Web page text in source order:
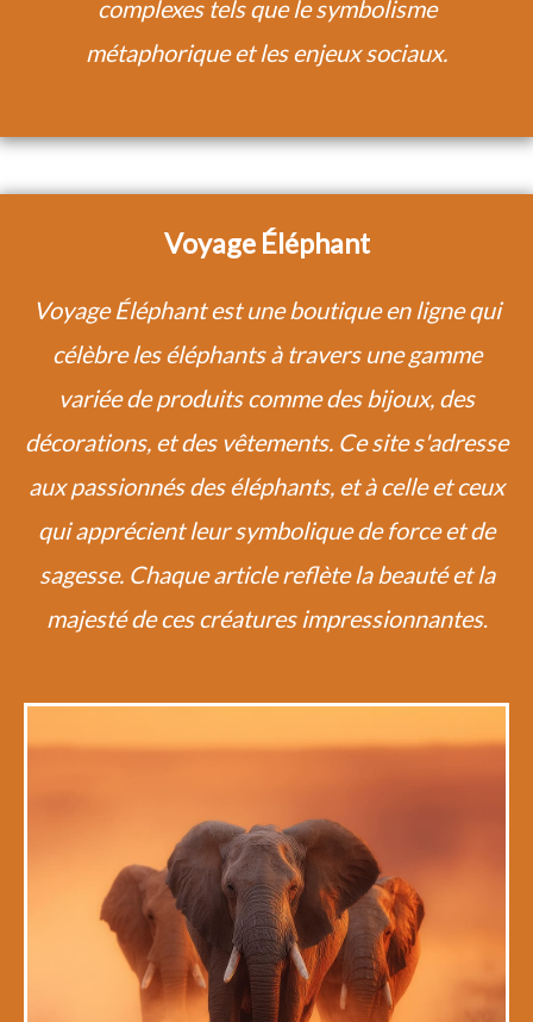
complexes tels que le symbolisme
métaphorique et les enjeux sociaux.
Voyage Éléphant
Voyage Éléphant est une boutique en ligne qui
célèbre les éléphants à travers une gamme
variée de produits comme des bijoux, des
décorations, et des vêtements. Ce site s'adresse
aux passionnés des éléphants, et à celle et ceux
qui apprécient leur symbolique de force et de
sagesse. Chaque article reflète la beauté et la
majesté de ces créatures impressionnantes.